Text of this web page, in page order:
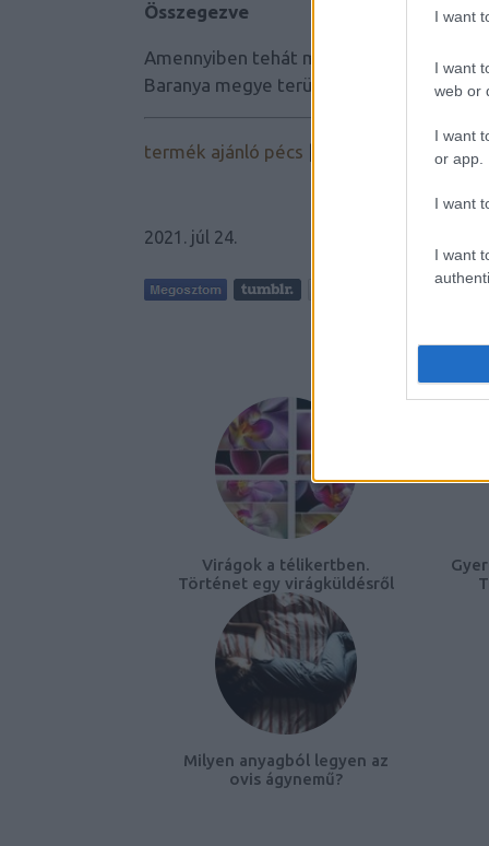
I want
I want
web or
I want
or app.
I want
I want
Összegezve
Amennyiben tehát mihamarabbi,
Baranya megye területén, akkor az SOS
termék ajánló pécs | piréz autómentés,
2021. júl 24.
Virágok a télikertben.
Történet egy virágküldésről
Milyen anyagból legyen az
ovis ágynemű?